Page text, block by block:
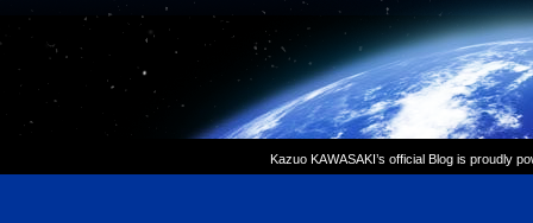
Kazuo KAWASAKI’s official Blog is proudly